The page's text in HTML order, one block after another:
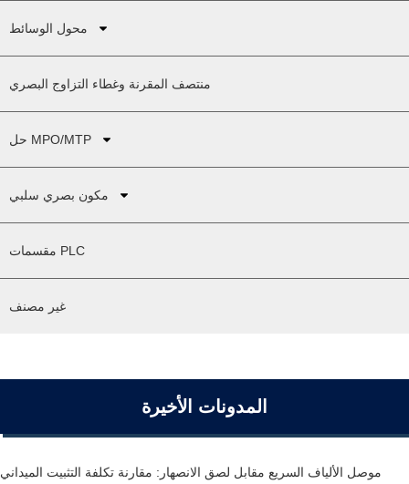
محول الوسائط
منتصف المقرنة وغطاء التزاوج البصري
حل MPO/MTP
مكون بصري سلبي
مقسمات PLC
غير مصنف
المدونات الأخيرة
موصل الألياف السريع مقابل لصق الانصهار: مقارنة تكلفة التثبيت الميداني